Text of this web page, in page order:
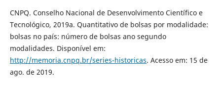
CNPQ. Conselho Nacional de Desenvolvimento Científico e
Tecnológico, 2019a. Quantitativo de bolsas por modalidade:
bolsas no país: número de bolsas ano segundo
modalidades. Disponível em:
http://memoria.cnpq.br/series-historicas. Acesso em: 15 de
ago. de 2019.